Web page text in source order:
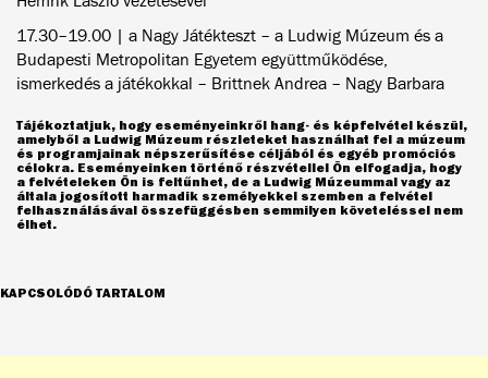
17.30–19.00 | a Nagy Játékteszt – a Ludwig Múzeum és a
Budapesti Metropolitan Egyetem együttműködése,
ismerkedés a játékokkal – Brittnek Andrea – Nagy Barbara
Tájékoztatjuk, hogy eseményeinkről hang- és képfelvétel készül,
amelyből a Ludwig Múzeum részleteket használhat fel a múzeum
és programjainak népszerűsítése céljából és egyéb promóciós
célokra. Eseményeinken történő részvétellel Ön elfogadja, hogy
a felvételeken Ön is feltűnhet, de a Ludwig Múzeummal vagy az
általa jogosított harmadik személyekkel szemben a felvétel
felhasználásával összefüggésben semmilyen követeléssel nem
élhet.
KAPCSOLÓDÓ TARTALOM